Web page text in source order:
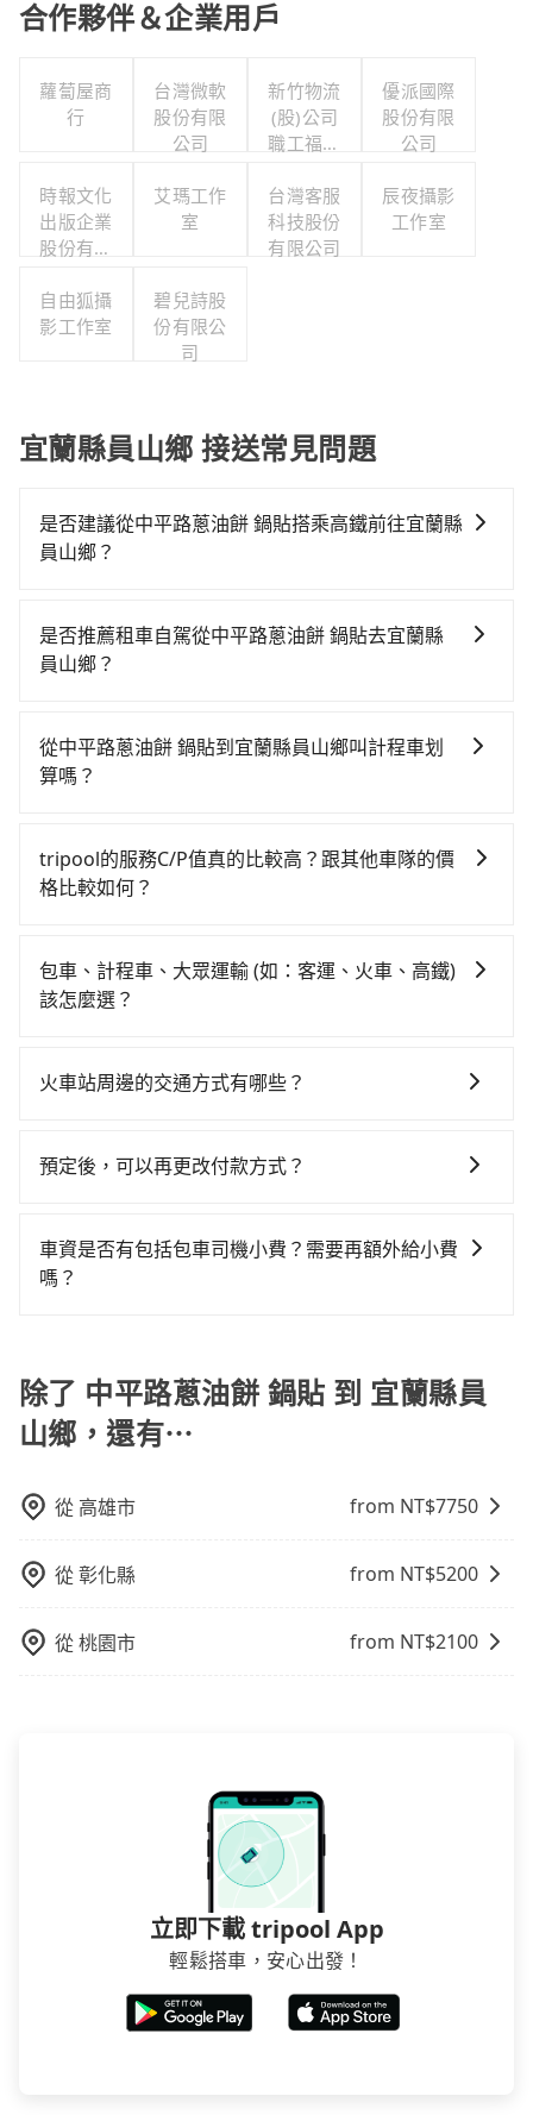
合作夥伴＆企業用戶
蘿蔔屋商
行
台灣微軟
股份有限
公司
新竹物流
(股)公司
職工福利
優派國際
股份有限
公司
時報文化
出版企業
股份有限
福利委員
會
艾瑪工作
室
台灣客服
科技股份
有限公司
辰夜攝影
工作室
自由狐攝
影工作室
碧兒詩股
份有限公
司
宜蘭縣員山鄉 接送常見問題
是否建議從中平路蔥油餅 鍋貼搭乘高鐵前往宜蘭縣
員山鄉？
擇，高鐵較貴、費時、轉車麻煩！板橋-南港雖然一天最
多時有92班車次，從最早07:02到23:42，過了末班車到
一輛計程車花費約200元、車程約19分鐘。抵達高鐵站
後，步行進站、現場購票並於月台排隊的時間約20分
車站前排班的計程車，搭上小黃後約花67分鐘、車費
1,600元後，抵達宜蘭縣員山鄉 (宜蘭縣員山鄉) 的目的
車接送，則僅需花費約1,760元，費時1小時12分鐘。選
擇搭乘高鐵而不預約包車，不僅至少額外負擔110元車
是否推薦租車自駕從中平路蔥油餅 鍋貼去宜蘭縣
員山鄉？
時不需要閉目養神（因為要自己開車），最重要的是你
當天就要來回，那在新北路邊可隨租隨借的iRent應該是
路蔥油餅 鍋貼到宜蘭縣員山鄉的花費預估為
$1,200~1,700（金額差異來自於平假日、車款差異、抵
能的罰單都需自付。再者，和運的iRent只提供最基本的
車型，如Toyota Yaris、Prius C、Vios這類乘坐體驗較
況，打開車門才發現仍有上一組乘客遺留的垃圾或者撞
用戶卻遲遲尚未歸還，又或者要還車時卻偏偏找不到停
使用時還是有其區域的限制，實際可停靠的地點與你的
上下車地點仍有段距離，在遇到下雨天或者載行李時，
從中平路蔥油餅 鍋貼到宜蘭縣員山鄉叫計程車划
算嗎？
灣大車隊、Uber、Line Taxi、Yoxi等，如果在路邊攔不
到車，也可考慮打電話至興家計程車等叫車看看。依照
有合法計程車約750輛，數量約為新北市的4%、密度僅
雙北的0.9%，其叫車的難度是雙北市的120倍。綜合以
tripool的服務C/P值真的比較高？跟其他車隊的價
格比較如何？
市場上稍具規模且合法經營的業者，有以短程與城市為
主的台灣大車隊、大都會、LINE Taxi、Uber，機場接送
單程接送與跨縣市計時包車，不論從哪邊去哪裡（當然
專車到府服務，是絕大多數乘客出行的最佳選擇。
包車、計程車、大眾運輸 (如：客運、火車、高鐵)
該怎麼選？
擇： 預算：不同交通工具價格不同，可先確定您的預
比較寬鬆且不介意耗時轉乘可選大眾運輸或較貴的計程
車。 時間：需在特定時間到達目的地可選包車或計程
車，不趕時間即可選用大眾運輸。 便利性：需要便利性
火車站周邊的交通方式有哪些？
方式： 公車或客運：乘坐公車或客運到達或離開火車
達或離開火車站，快捷便利。 包車：預定包車到達或離
開火車站，是最便利的，無需與人共乘、快速抵達。
預定後，可以再更改付款方式？
可以在用車前一天凌晨六點前填寫取消訂單申請表，取
消該訂單後再以其他付款方式重新預約行程即可。
車資是否有包括包車司機小費？需要再額外給小費
嗎？
多給予司機小費。
除了 中平路蔥油餅 鍋貼 到 宜蘭縣員
山鄉，還有⋯
從 高雄市 from NT$7750
從彰化縣 from NT$5200
從桃園市 from NT$2100
立即下載 tripool App
輕鬆搭車，安心出發！